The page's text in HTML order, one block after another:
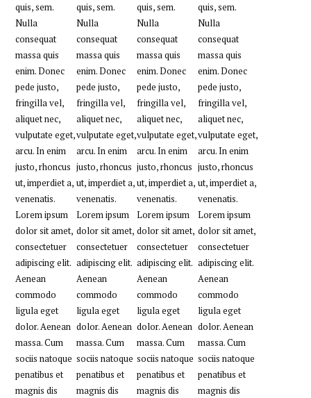
quis, sem.
Nulla
consequat
massa quis
enim. Donec
pede justo,
fringilla vel,
aliquet nec,
vulputate eget,
arcu. In enim
justo, rhoncus
ut, imperdiet a,
venenatis.
Lorem ipsum
dolor sit amet,
consectetuer
adipiscing elit.
Aenean
commodo
ligula eget
dolor. Aenean
massa. Cum
sociis natoque
penatibus et
magnis dis
quis, sem.
Nulla
consequat
massa quis
enim. Donec
pede justo,
fringilla vel,
aliquet nec,
vulputate eget,
arcu. In enim
justo, rhoncus
ut, imperdiet a,
venenatis.
Lorem ipsum
dolor sit amet,
consectetuer
adipiscing elit.
Aenean
commodo
ligula eget
dolor. Aenean
massa. Cum
sociis natoque
penatibus et
magnis dis
quis, sem.
Nulla
consequat
massa quis
enim. Donec
pede justo,
fringilla vel,
aliquet nec,
vulputate eget,
arcu. In enim
justo, rhoncus
ut, imperdiet a,
venenatis.
Lorem ipsum
dolor sit amet,
consectetuer
adipiscing elit.
Aenean
commodo
ligula eget
dolor. Aenean
massa. Cum
sociis natoque
penatibus et
magnis dis
quis, sem.
Nulla
consequat
massa quis
enim. Donec
pede justo,
fringilla vel,
aliquet nec,
vulputate eget,
arcu. In enim
justo, rhoncus
ut, imperdiet a,
venenatis.
Lorem ipsum
dolor sit amet,
consectetuer
adipiscing elit.
Aenean
commodo
ligula eget
dolor. Aenean
massa. Cum
sociis natoque
penatibus et
magnis dis